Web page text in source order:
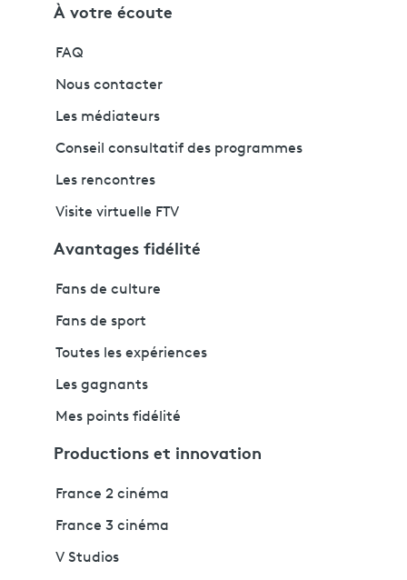
À votre écoute
FAQ
Nous contacter
Les médiateurs
Conseil consultatif des programmes
Les rencontres
Visite virtuelle FTV
Avantages fidélité
Fans de culture
Fans de sport
Toutes les expériences
Les gagnants
Mes points fidélité
Productions et innovation
France 2 cinéma
France 3 cinéma
V Studios